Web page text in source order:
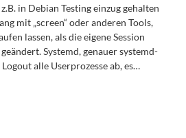
in Debian Testing einzug gehalten
mit „screen“ oder anderen Tools,
lassen, als die eigene Session
Systemd, genauer systemd-
alle Userprozesse ab, es…